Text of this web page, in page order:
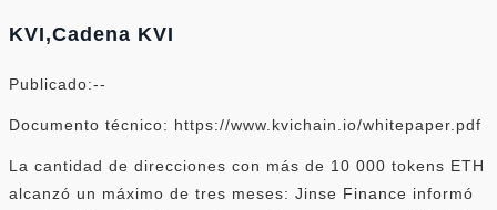
KVI,Cadena KVI
Publicado:--
Documento técnico: https://www.kvichain.io/whitepaper.pdf
La cantidad de direcciones con más de 10 000 tokens ETH
alcanzó un máximo de tres meses: Jinse Finance informó